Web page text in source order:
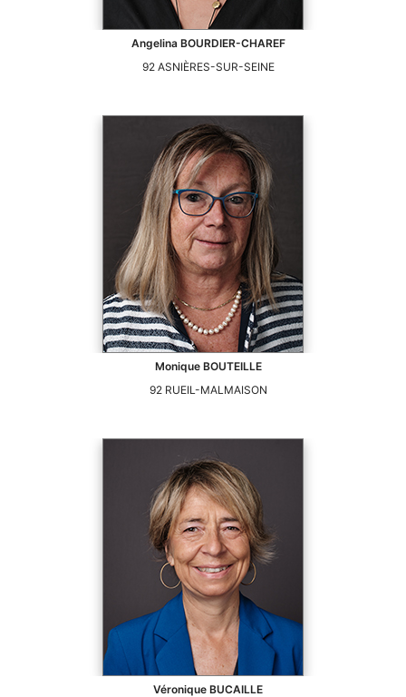
Angelina BOURDIER-CHAREF
92 ASNIÈRES-SUR-SEINE
Monique BOUTEILLE
92 RUEIL-MALMAISON
Véronique BUCAILLE